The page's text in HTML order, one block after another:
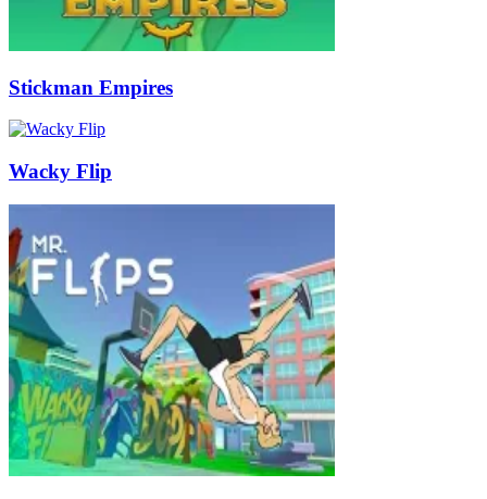
Stickman Empires
Wacky Flip